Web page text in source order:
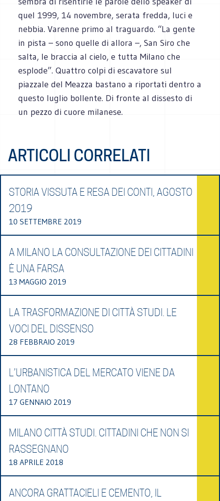
quel 1999, 14 novembre, serata fredda, luci e
nebbia. Varenne primo al traguardo. “La gente
in pista – sono quelle di allora –, San Siro che
salta, le braccia al cielo, e tutta Milano che
esplode”. Quattro colpi di escavatore sul
piazzale del Meazza bastano a riportati dentro a
questo luglio bollente. Di fronte al dissesto di
un pezzo di cuore milanese.
ARTICOLI CORRELATI
STORIA VISSUTA E RESA DEI CONTI, AGOSTO
2019
10 SETTEMBRE 2019
A MILANO LA CONSULTAZIONE DEI CITTADINI
È UNA FARSA
13 MAGGIO 2019
LA TRASFORMAZIONE DI CITTÀ STUDI. LE
VOCI DEL DISSENSO
28 FEBBRAIO 2019
L’URBANISTICA DEL MERCATO VIENE DA
LONTANO
17 GENNAIO 2019
MILANO CITTÀ STUDI. CITTADINI CHE NON SI
RASSEGNANO
18 APRILE 2018
ANCORA GRATTACIELI E CEMENTO, IL